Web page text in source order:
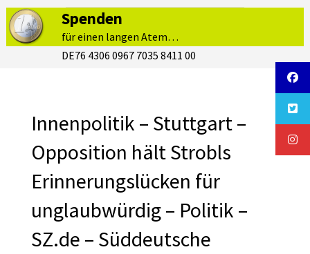
Spenden
für einen langen Atem…
DE76 4306 0967 7035 8411 00
Innenpolitik – Stuttgart –
Opposition hält Strobls
Erinnerungslücken für
unglaubwürdig – Politik –
SZ.de – Süddeutsche